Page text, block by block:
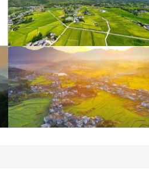
重庆梁平：优质水稻丰收
在望